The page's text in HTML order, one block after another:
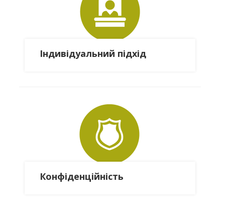
Індивідуальний підхід
Конфіденційність